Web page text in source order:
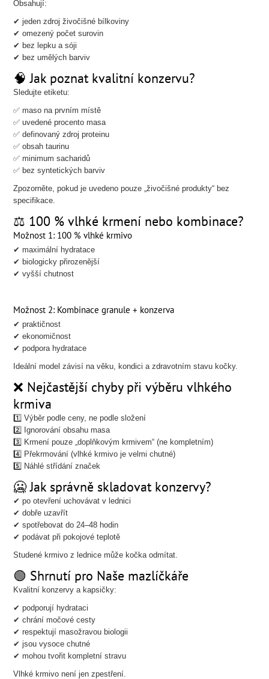
Obsahují:
✔ jeden zdroj živočišné bílkoviny
✔ omezený počet surovin
✔ bez lepku a sóji
✔ bez umělých barviv
🧠 Jak poznat kvalitní konzervu?
Sledujte etiketu:
✅ maso na prvním místě
✅ uvedené procento masa
✅ definovaný zdroj proteinu
✅ obsah taurinu
✅ minimum sacharidů
✅ bez syntetických barviv
Zpozorněte, pokud je uvedeno pouze „živočišné produkty“ bez
specifikace.
⚖ 100 % vlhké krmení nebo kombinace?
Možnost 1: 100 % vlhké krmivo
✔ maximální hydratace
✔ biologicky přirozenější
✔ vyšší chutnost
Možnost 2: Kombinace granule + konzerva
✔ praktičnost
✔ ekonomičnost
✔ podpora hydratace
Ideální model závisí na věku, kondici a zdravotním stavu kočky.
❌ Nejčastější chyby při výběru vlhkého
krmiva
1️⃣ Výběr podle ceny, ne podle složení
2️⃣ Ignorování obsahu masa
3️⃣ Krmení pouze „doplňkovým krmivem“ (ne kompletním)
4️⃣ Překrmování (vlhké krmivo je velmi chutné)
5️⃣ Náhlé střídání značek
🥶 Jak správně skladovat konzervy?
✔ po otevření uchovávat v lednici
✔ dobře uzavřít
✔ spotřebovat do 24–48 hodin
✔ podávat při pokojové teplotě
Studené krmivo z lednice může kočka odmítat.
🟢 Shrnutí pro Naše mazlíčkáře
Kvalitní konzervy a kapsičky:
✔ podporují hydrataci
✔ chrání močové cesty
✔ respektují masožravou biologii
✔ jsou vysoce chutné
✔ mohou tvořit kompletní stravu
Vlhké krmivo není jen zpestření.